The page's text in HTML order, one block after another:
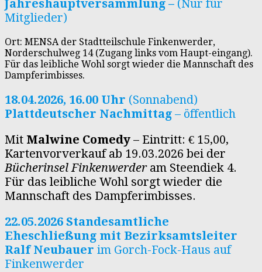
Jahreshauptversammlung – (Nur für
Mitglieder)
Ort: MENSA der Stadtteilschule Finkenwerder,
Norderschulweg 14 (Zugang links vom Haupt-eingang).
Für das leibliche Wohl sorgt wieder die Mannschaft des
Dampferimbisses.
18.04.2026, 16.00 Uhr (Sonnabend)
Plattdeutscher Nachmittag – öffentlich
Mit Malwine Comedy – Eintritt: € 15,00,
Kartenvorverkauf ab 19.03.2026 bei der
Bücherinsel Finkenwerderam Steendiek 4.
Für das leibliche Wohl sorgt wieder die
Mannschaft des Dampferimbisses.
22.05.2026 Standesamtliche
Eheschließung mit Bezirksamtsleiter
Ralf Neubauer im Gorch-Fock-Haus auf
Finkenwerder